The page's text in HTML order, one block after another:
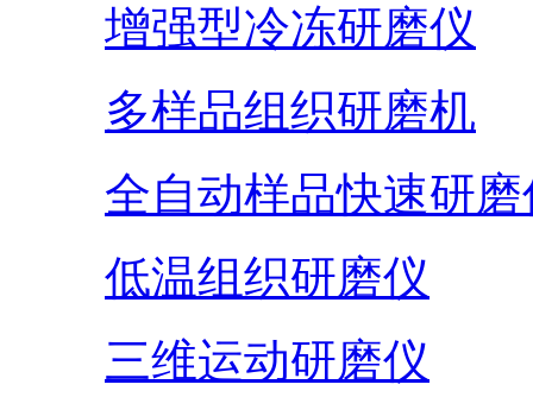
增强型冷冻研磨仪
多样品组织研磨机
全自动样品快速研磨
低温组织研磨仪
三维运动研磨仪